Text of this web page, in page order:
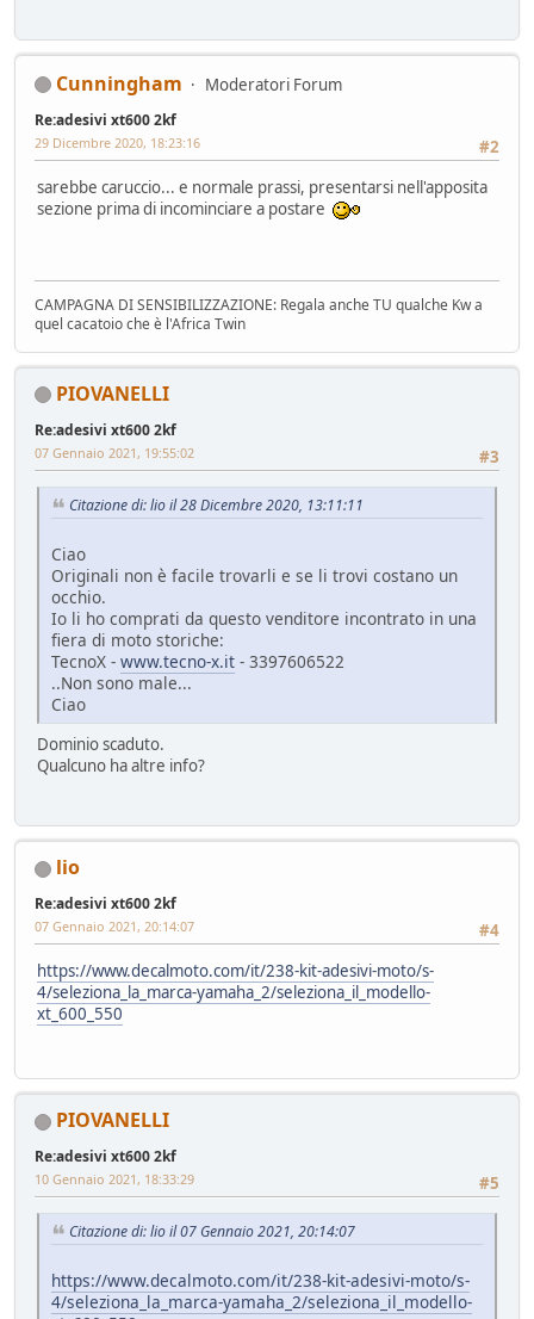
Cunningham Moderatori Forum
Re:adesivi xt600 2kf
#2
29 Dicembre 2020, 18:23:16
sarebbe caruccio... e normale prassi, presentarsi nell'apposita
sezione prima di incominciare a postare
CAMPAGNA DI SENSIBILIZZAZIONE: Regala anche TU qualche Kw a
quel cacatoio che è l'Africa Twin
PIOVANELLI
Re:adesivi xt600 2kf
#3
07 Gennaio 2021, 19:55:02
Citazione di: lio il 28 Dicembre 2020, 13:11:11
Ciao
Originali non è facile trovarli e se li trovi costano un
occhio.
Io li ho comprati da questo venditore incontrato in una
fiera di moto storiche:
TecnoX - www.tecno-x.it - 3397606522
..Non sono male...
Ciao
Dominio scaduto.
Qualcuno ha altre info?
lio
Re:adesivi xt600 2kf
#4
07 Gennaio 2021, 20:14:07
https://www.decalmoto.com/it/238-kit-adesivi-moto/s-
4/seleziona_la_marca-yamaha_2/seleziona_il_modello-
xt_600_550
PIOVANELLI
Re:adesivi xt600 2kf
#5
10 Gennaio 2021, 18:33:29
Citazione di: lio il 07 Gennaio 2021, 20:14:07
https://www.decalmoto.com/it/238-kit-adesivi-moto/s-
4/seleziona_la_marca-yamaha_2/seleziona_il_modello-